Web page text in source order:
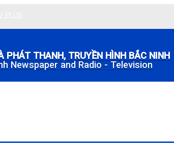
PHÁT THANH, TRUYỀN HÌNH BẮC NINH
Newspaper and Radio - Television